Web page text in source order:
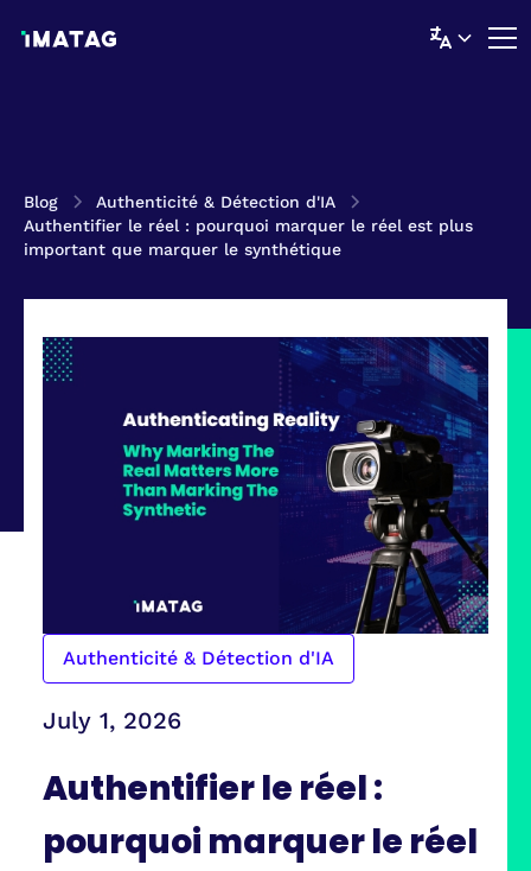
Blog
Authenticité & Détection d'IA
Authentifier le réel : pourquoi marquer le réel est plus
important que marquer le synthétique
Authenticité & Détection d'IA
July 1, 2026
Authentifier le réel :
pourquoi marquer le réel